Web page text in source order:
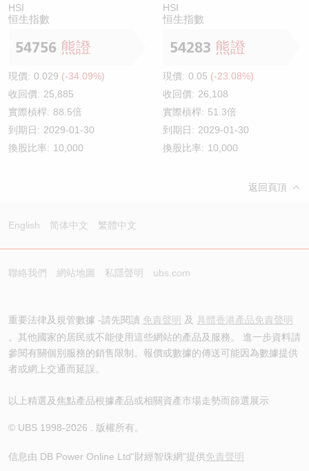
HSI
恒生指數
54756 熊證
現價: 0.029 (-34.09%)
收回價: 25,885
實際槓桿: 88.5倍
到期日: 2029-01-30
換股比率: 10,000
HSI
恒生指數
54283 熊證
現價: 0.05 (-23.08%)
收回價: 26,108
實際槓桿: 51.3倍
到期日: 2029-01-30
換股比率: 10,000
返回頁頂
English 简体中文 繁體中文
聯絡我們 網站地圖 私隱聲明 ubs.com
重要法律及規管數據 -請先閱讀 免責聲明 及 具體香港產品免責聲明
。其他國家的居民或不能使用這些網站的產品及服務。 進一步資料請
參閱有關個別服務的銷售限制。報價或數據的傳送可能因為數據提供
者或網上交通而延誤。
以上精選及焦點產品根據產品或相關資產市場走勢而篩選展示
© UBS 1998-2026 . 版權所有。
信息由 DB Power Online Ltd“財經智珠網”提供免責聲明